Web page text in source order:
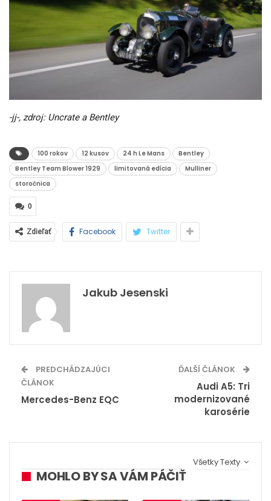
-jj-, zdroj: Uncrate a Bentley
100 rokov 12 kusov 24 h Le Mans
Bentley
Bentley Team Blower 1929
limitovaná edícia
Mulliner
storočnica
0
Zdieľať Facebook Twitter
Jakub Jesenski
PREDCHÁDZAJÚCI
ČLÁNOK
Mercedes-Benz EQC
ĎALŠÍ ČLÁNOK
Audi A5: Tri
modernizované
karosérie
Všetky Texty
MOHLO BY SA VÁM PÁČIŤ